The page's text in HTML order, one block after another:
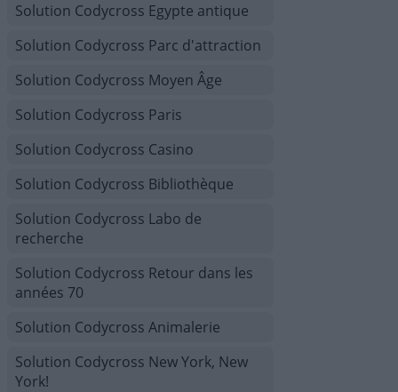
Solution Codycross Egypte antique
Solution Codycross Parc d'attraction
Solution Codycross Moyen Âge
Solution Codycross Paris
Solution Codycross Casino
Solution Codycross Bibliothèque
Solution Codycross Labo de
recherche
Solution Codycross Retour dans les
années 70
Solution Codycross Animalerie
Solution Codycross New York, New
York!